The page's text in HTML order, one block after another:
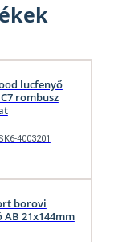
lucfenyő
rombusz
4003201
borovi
21x144mm